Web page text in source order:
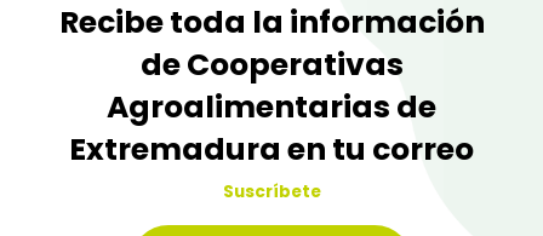
Recibe toda la información
de Cooperativas
Agroalimentarias de
Extremadura en tu correo
Suscríbete